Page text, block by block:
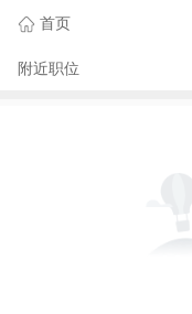
首页
附近职位